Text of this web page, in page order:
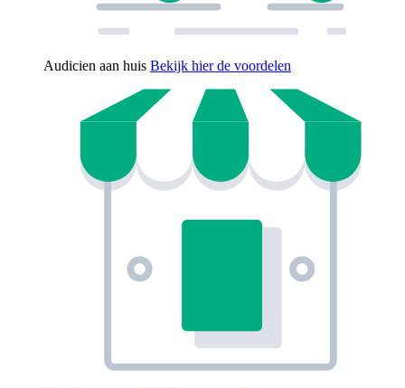
Audicien aan huis Bekijk hier de voordelen